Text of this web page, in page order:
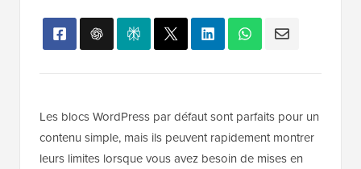
Les blocs WordPress par défaut sont parfaits pour un
contenu simple, mais ils peuvent rapidement montrer
leurs limites lorsque vous avez besoin de mises en